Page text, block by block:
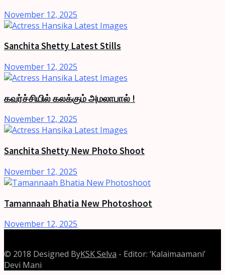
November 12, 2025
Sanchita Shetty Latest Stills
November 12, 2025
கவர்ச்சியில் கலக்கும் அமலாபால் !
November 12, 2025
Sanchita Shetty New Photo Shoot
November 12, 2025
Tamannaah Bhatia New Photoshoot
November 12, 2025
© 2018 Designed ByKSK Selva - Editor: ‘Kalaimaamani’
Devi Mani